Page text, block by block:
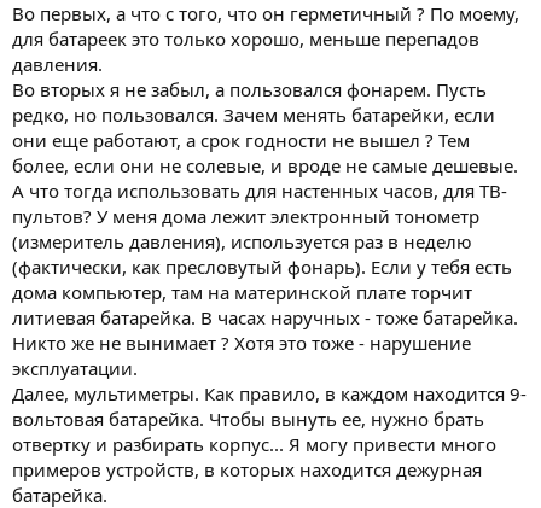
Во первых, а что с того, что он герметичный ? По моему,
для батареек это только хорошо, меньше перепадов
давления.
Во вторых я не забыл, а пользовался фонарем. Пусть
редко, но пользовался. Зачем менять батарейки, если
они еще работают, а срок годности не вышел ? Тем
более, если они не солевые, и вроде не самые дешевые.
А что тогда использовать для настенных часов, для ТВ-
пультов? У меня дома лежит электронный тонометр
(измеритель давления), используется раз в неделю
(фактически, как пресловутый фонарь). Если у тебя есть
дома компьютер, там на материнской плате торчит
литиевая батарейка. В часах наручных - тоже батарейка.
Никто же не вынимает ? Хотя это тоже - нарушение
эксплуатации.
Далее, мультиметры. Как правило, в каждом находится 9-
вольтовая батарейка. Чтобы вынуть ее, нужно брать
отвертку и разбирать корпус... Я могу привести много
примеров устройств, в которых находится дежурная
батарейка.